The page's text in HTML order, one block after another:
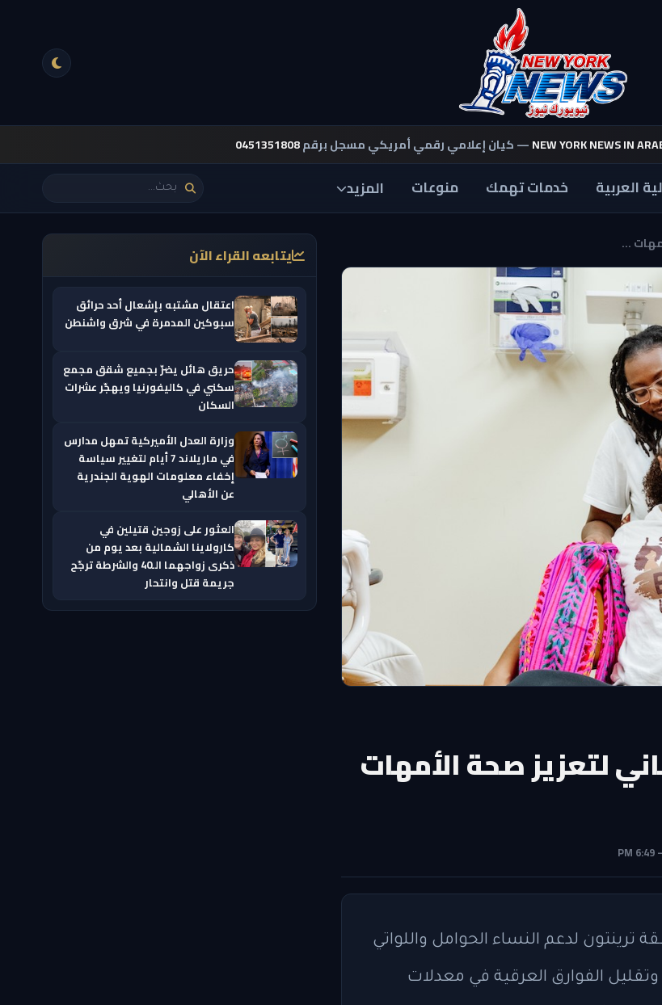
NEW YORK NEWS IN— كيان إعلامي رقمي أمريكي مسجل برقم0451351808
العربية خدمات تهمك منوعات المزيد
...
لتعزيز صحة الأمهات
لدعم النساء الحوامل واللواتي
الفوارق العرقية في معدلات
يتابعه القراء الآن
اعتقال مشتبه بإشعال أحد حرائق
سبوكين المدمرة في شرق واشنطن
حريق هائل يضرّ بجميع شقق مجمع
سكني في كاليفورنيا ويهجّر عشرات
السكان
وزارة العدل الأميركية تمهل مدارس
في ماريلاند 7 أيام لتغيير سياسة
إخفاء معلومات الهوية الجندرية
عن الأهالي
العثور على زوجين قتيلين في
كارولاينا الشمالية بعد يوم من
ذكرى زواجهما الـ40 والشرطة ترجّح
جريمة قتل وانتحار